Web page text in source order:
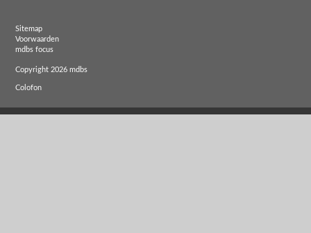
Sitemap
Voorwaarden
mdbs focus
Copyright 2026 mdbs
Colofon